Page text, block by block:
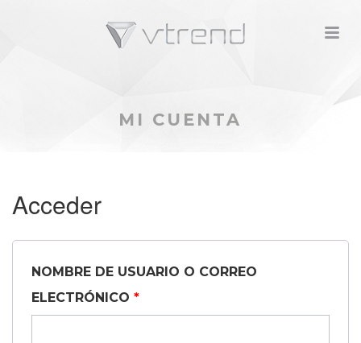
MI CUENTA
Acceder
NOMBRE DE USUARIO O CORREO
ELECTRÓNICO *